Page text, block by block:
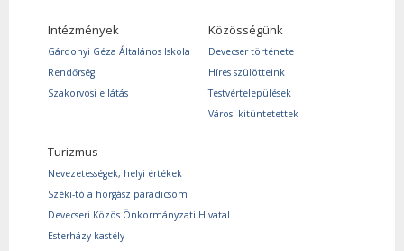
Intézmények
Gárdonyi Géza Általános Iskola
Rendőrség
Szakorvosi ellátás
Közösségünk
Devecser története
Híres szülötteink
Testvértelepülések
Városi kitüntetettek
Turizmus
Nevezetességek, helyi értékek
Széki-tó a horgász paradicsom
Devecseri Közös Önkormányzati Hivatal
Esterházy-kastély